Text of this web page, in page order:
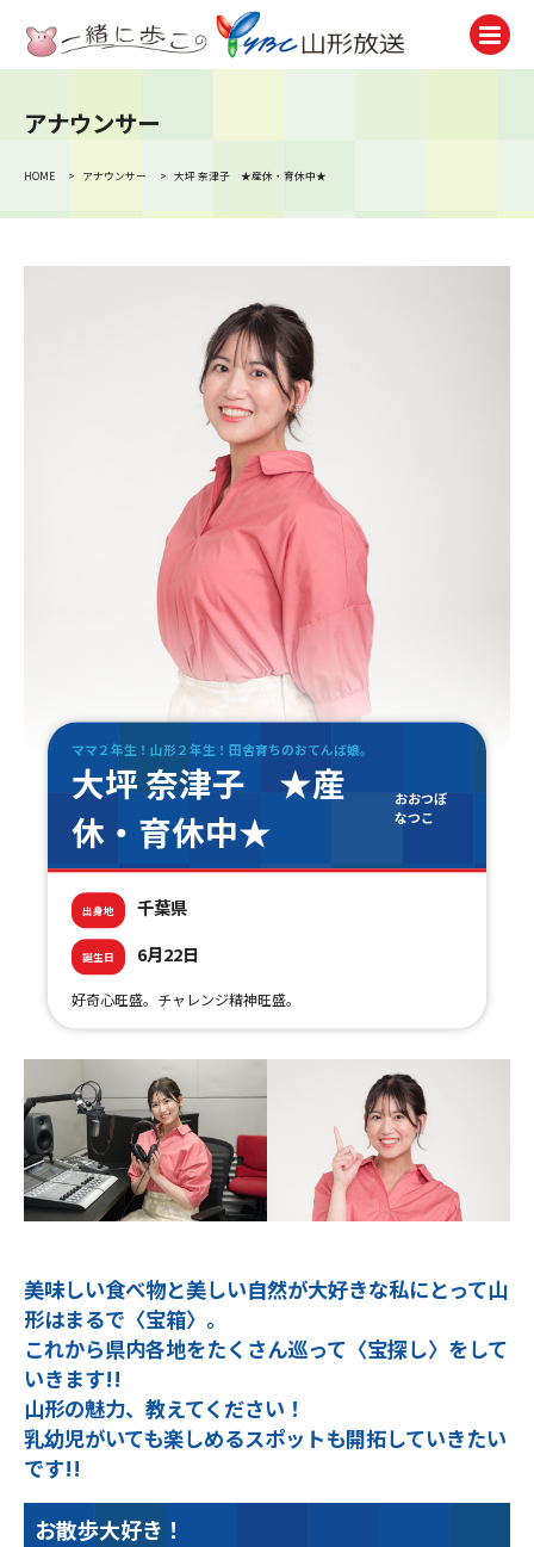
テレビ
アナウンサー
Announcer
イベント
試写会・プレゼント
Present
ＹＢＣオンデマンド
やまがた情熱市場
アナウンサー
HOME > アナウンサー > 大坪 奈津子 ★産休・育休中★
ママ２年生！山形２年生！田舎育ちのおてんば娘。
大坪 奈津子 ★産
休・育休中★
おおつぼ
なつこ
出身地 千葉県
誕生日 6月22日
好奇心旺盛。チャレンジ精神旺盛。
美味しい食べ物と美しい自然が大好きな私にとって山
形はまるで〈宝箱〉。
これから県内各地をたくさん巡って〈宝探し〉をして
いきます!!
山形の魅力、教えてください！
乳幼児がいても楽しめるスポットも開拓していきたい
です!!
お散歩大好き！